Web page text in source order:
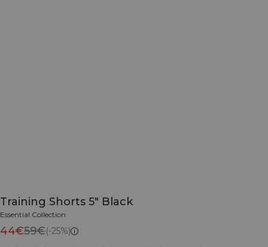
Training Shorts 5" Black
Essential Collection
44€59€(-25%)